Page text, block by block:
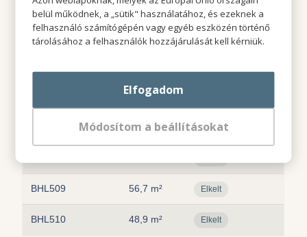
BHL503 52,3 m² Elkelt
BHL504 61,5 m²
32,8 m²
46,6 m² Elkelt
BHL509 56,7 m² Elkelt
BHL510 48,9 m² Elkelt
belül működnek, a „sütik" használatához, és ezeknek a
felhasználó számítógépén vagy egyéb eszközén történő
tárolásához a felhasználók hozzájárulását kell kérniük.
Elfogadom
Módosítom a beállításokat